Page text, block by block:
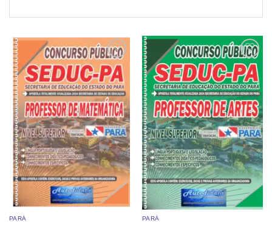
Add to
wishlist
PARÁ
Add to
wishlist
PARÁ